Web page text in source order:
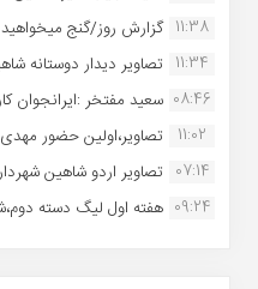
11:38 گزارش روز/گنج میخواهید
11:34 تصاویر دیدار دوستانه
08:46 سعید مفتخر :ایرانجوان
11:02
تصاویر،اولین حضور
07:14 تصاویر اردو شاهین
09:24 هفته اول لیگ دسته